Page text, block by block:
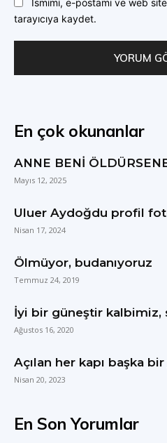
Ismimi, e-postamı ve web
tarayıcıya kaydet.
En çok okunanlar
ANNE BENİ
Mayıs 12, 2025
Uluer Aydoğdu profil
Nisan 17, 2024
Ölmüyor, budanıyoruz
Temmuz 24, 2019
İyi bir güneştir kalbimiz,
Ağustos 16, 2020
Açılan her kapı başka
Nisan 20, 2023
En Son Yorumlar